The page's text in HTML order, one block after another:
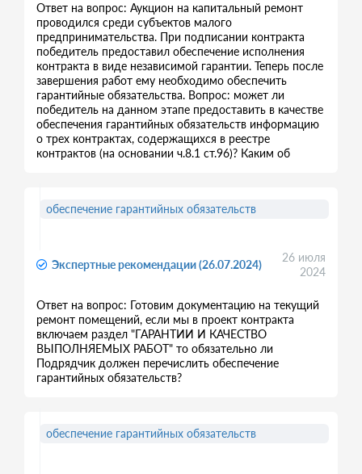
Ответ на вопрос: Аукцион на капитальный ремонт
проводился среди субъектов малого
предпринимательства. При подписании контракта
победитель предоставил обеспечение исполнения
контракта в виде независимой гарантии. Теперь после
завершения работ ему необходимо обеспечить
гарантийные обязательства. Вопрос: может ли
победитель на данном этапе предоставить в качестве
обеспечения гарантийных обязательств информацию
о трех контрактах, содержащихся в реестре
контрактов (на основании ч.8.1 ст.96)? Каким об
Экспертные рекомендации (26.07.2024)
26 июля
2024
Ответ на вопрос: Готовим документацию на текущий
ремонт помещений, если мы в проект контракта
включаем раздел "ГАРАНТИИ И КАЧЕСТВО
ВЫПОЛНЯЕМЫХ РАБОТ" то обязательно ли
Подрядчик должен перечислить обеспечение
гарантийных обязательств?
обеспечение гарантийных обязательств
обеспечение гарантийных обязательств